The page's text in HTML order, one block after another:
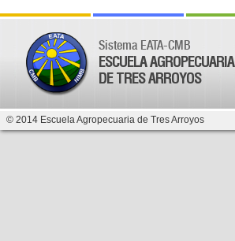
Sistema EATA-CMB
ESCUELA AGROPECUARIA
DE TRES ARROYOS
© 2014 Escuela Agropecuaria de Tres Arroyos